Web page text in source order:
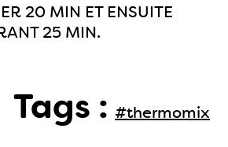
20 MIN ET ENSUITE
25 MIN.
Tags : #thermomix